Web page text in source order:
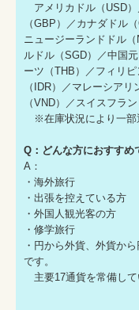
アメリカドル（USD）
（GBP）／カナダドル
ニュージーランドドル
ルドル（SGD）／中国
ーツ（THB）／フィリ
（IDR）／マレーシア
（VND）／スイスフラ
※在庫状況により一部
Q：どんな方におすすめ
A：
・海外旅行
・出張を控えている方
・外国人観光客の方
・修学旅行
・円から外貨、外貨か
です。
主要17通貨を常備して